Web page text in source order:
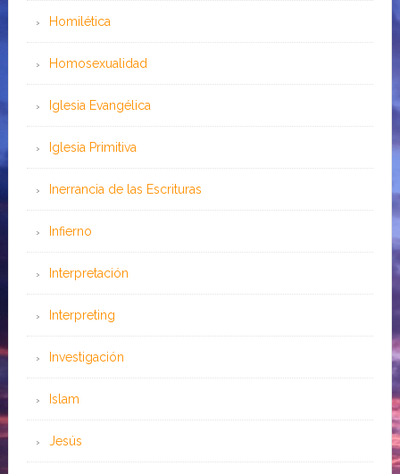
Homilética
Homosexualidad
Iglesia Evangélica
Iglesia Primitiva
Inerrancia de las Escrituras
Infierno
Interpretación
Interpreting
Investigación
Islam
Jesús